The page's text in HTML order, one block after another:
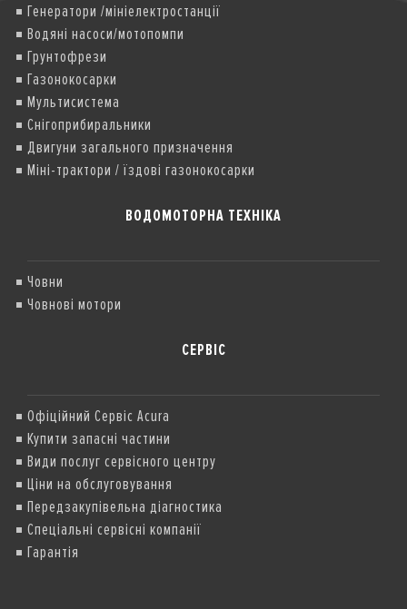
Генератори /мініелектростанції
Водяні насоси/мотопомпи
Грунтофрези
Газонокосарки
Мультисистема
Снігоприбиральники
Двигуни загального призначення
Міні-трактори / їздові газонокосарки
ВОДОМОТОРНА ТЕХНІКА
Човни
Човнові мотори
СЕРВІС
Офіційний Сервіс Acura
Купити запасні частини
Види послуг сервісного центру
Ціни на обслуговування
Передзакупівельна діагностика
Спеціальні сервісні компанії
Гарантія